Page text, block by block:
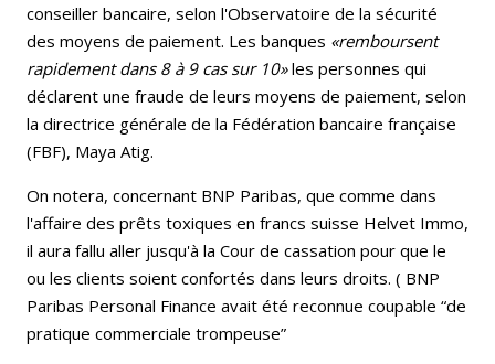
conseiller bancaire, selon l'Observatoire de la sécurité
des moyens de paiement. Les banques «remboursent
rapidement dans 8 à 9 cas sur 10»les personnes qui
déclarent une fraude de leurs moyens de paiement, selon
la directrice générale de la Fédération bancaire française
(FBF), Maya Atig.
On notera, concernant BNP Paribas, que comme dans
l'affaire des prêts toxiques en francs suisse Helvet Immo,
il aura fallu aller jusqu'à la Cour de cassation pour que le
ou les clients soient confortés dans leurs droits. ( BNP
Paribas Personal Finance avait été reconnue coupable “de
pratique commerciale trompeuse”